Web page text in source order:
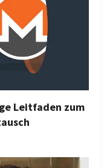
Leitfaden zum